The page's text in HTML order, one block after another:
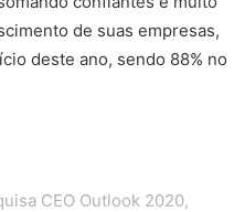
de suas empresas,
deste ano, sendo 88% no
CEO Outlook 2020,